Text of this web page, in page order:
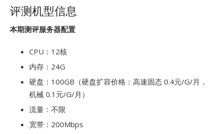
评测机型信息
本期测评服务器配置
CPU：12核
内存：24G
硬盘：100GB（硬盘扩容价格：高速固态 0.4元/G/月，
机械 0.1元/G/月）
流量：不限
宽带：200Mbps